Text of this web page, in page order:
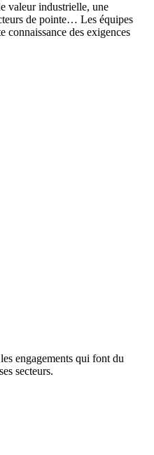
valeur industrielle, une
de pointe… Les équipes
connaissance des exigences
engagements qui font du
secteurs.